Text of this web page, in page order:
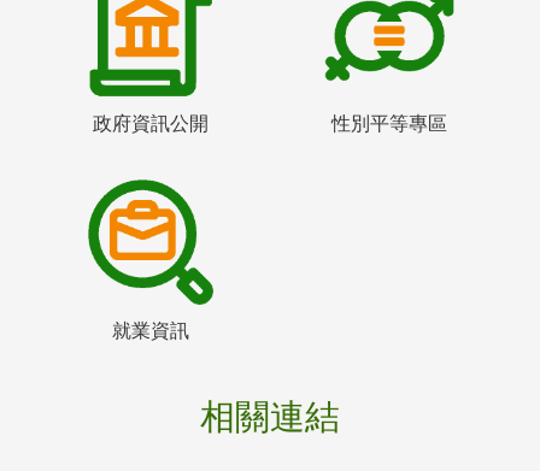
政府資訊公開 性別平等專區
就業資訊
相關連結